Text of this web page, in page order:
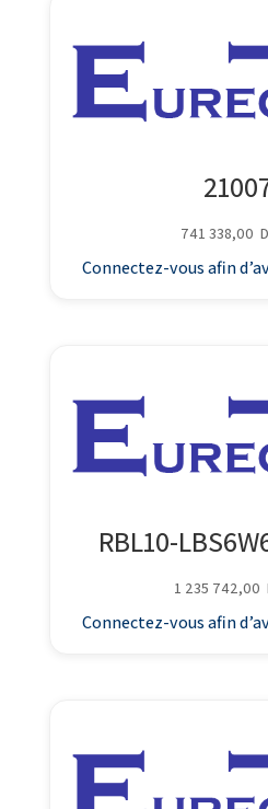
741 338,00
Connectez-vous afin
RBL10-
1 235 742,00
Connectez-vous afin